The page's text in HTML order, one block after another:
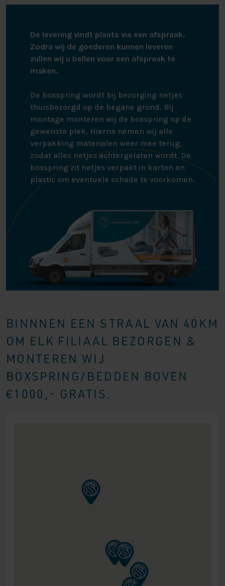
De levering vindt plaats via een afspraak.
Zodra wij de goederen kunnen leveren
zullen wij u bellen voor een afspraak te
maken.
De boxspring wordt bij bezorging netjes
thuisbezorgd op de begane grond. Bij
montage monteren wij de boxspring op de
gewenste plek. Hierna nemen wij alle
verpakking materialen weer mee terug,
zodat alles netjes achtergelaten wordt. De
boxspring zit netjes verpakt in karton en
plastic om eventuele schade te voorkomen.
BINNNEN EEN STRAAL VAN 40KM
OM ELK FILIAAL BEZORGEN &
MONTEREN WIJ
BOXSPRING/BEDDEN BOVEN
€1000,- GRATIS.